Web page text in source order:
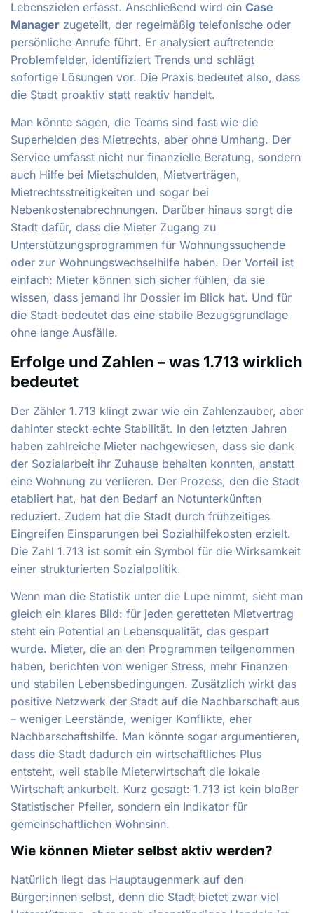
Lebenszielen erfasst. Anschließend wird ein Case
Manager zugeteilt, der regelmäßig telefonische oder
persönliche Anrufe führt. Er analysiert auftretende
Problemfelder, identifiziert Trends und schlägt
sofortige Lösungen vor. Die Praxis bedeutet also, dass
die Stadt proaktiv statt reaktiv handelt.
Man könnte sagen, die Teams sind fast wie die
Superhelden des Mietrechts, aber ohne Umhang. Der
Service umfasst nicht nur finanzielle Beratung, sondern
auch Hilfe bei Mietschulden, Mietverträgen,
Mietrechtsstreitigkeiten und sogar bei
Nebenkostenabrechnungen. Darüber hinaus sorgt die
Stadt dafür, dass die Mieter Zugang zu
Unterstützungsprogrammen für Wohnungssuchende
oder zur Wohnungswechselhilfe haben. Der Vorteil ist
einfach: Mieter können sich sicher fühlen, da sie
wissen, dass jemand ihr Dossier im Blick hat. Und für
die Stadt bedeutet das eine stabile Bezugsgrundlage
ohne lange Ausfälle.
Erfolge und Zahlen – was 1.713 wirklich
bedeutet
Der Zähler 1.713 klingt zwar wie ein Zahlenzauber, aber
dahinter steckt echte Stabilität. In den letzten Jahren
haben zahlreiche Mieter nachgewiesen, dass sie dank
der Sozialarbeit ihr Zuhause behalten konnten, anstatt
eine Wohnung zu verlieren. Der Prozess, den die Stadt
etabliert hat, hat den Bedarf an Notunterkünften
reduziert. Zudem hat die Stadt durch frühzeitiges
Eingreifen Einsparungen bei Sozialhilfekosten erzielt.
Die Zahl 1.713 ist somit ein Symbol für die Wirksamkeit
einer strukturierten Sozialpolitik.
Wenn man die Statistik unter die Lupe nimmt, sieht man
gleich ein klares Bild: für jeden geretteten Mietvertrag
steht ein Potential an Lebensqualität, das gespart
wurde. Mieter, die an den Programmen teilgenommen
haben, berichten von weniger Stress, mehr Finanzen
und stabilen Lebensbedingungen. Zusätzlich wirkt das
positive Netzwerk der Stadt auf die Nachbarschaft aus
– weniger Leerstände, weniger Konflikte, eher
Nachbarschaftshilfe. Man könnte sogar argumentieren,
dass die Stadt dadurch ein wirtschaftliches Plus
entsteht, weil stabile Mieterwirtschaft die lokale
Wirtschaft ankurbelt. Kurz gesagt: 1.713 ist kein bloßer
Statistischer Pfeiler, sondern ein Indikator für
gemeinschaftlichen Wohnsinn.
Wie können Mieter selbst aktiv werden?
Natürlich liegt das Hauptaugenmerk auf den
Bürger:innen selbst, denn die Stadt bietet zwar viel